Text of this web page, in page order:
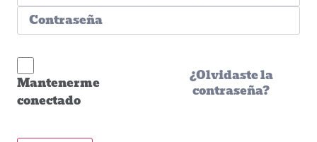
Mantenerme
conectado
¿Olvidaste la
contraseña?